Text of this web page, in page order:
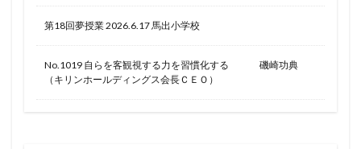
第18回夢授業 2026.6.17 馬出小学校
No.1019 自らを客観視する力を習慣化する 磯崎功典
（キリンホールディングス会長ＣＥＯ）